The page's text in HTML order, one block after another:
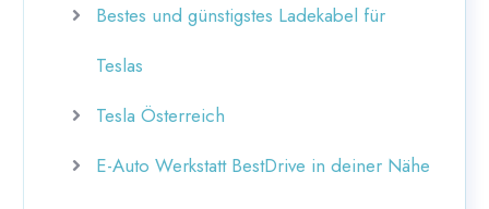
Bestes und günstigstes Ladekabel für
Teslas
Tesla Österreich
E-Auto Werkstatt BestDrive in deiner Nähe